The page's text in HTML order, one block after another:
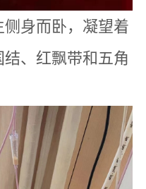
身而卧，凝望着
、红飘带和五角